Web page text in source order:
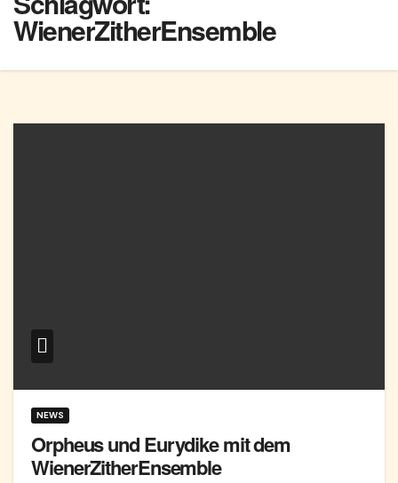
WienerZitherEnsemble
NEWS
Orpheus und Eurydike mit dem
WienerZitherEnsemble